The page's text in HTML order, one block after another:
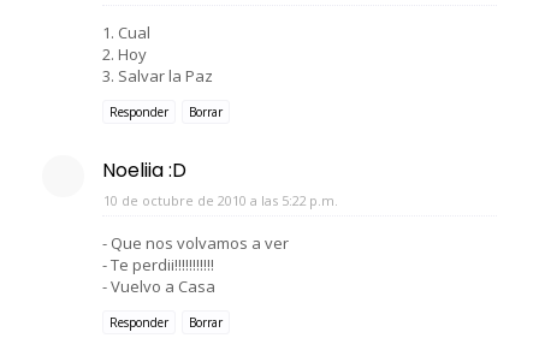
1. Cual
2. Hoy
3. Salvar la Paz
Responder Borrar
Noeliia :D
10 de octubre de 2010 a las 5:22 p.m.
- Que nos volvamos a ver
- Te perdii!!!!!!!!!!!
- Vuelvo a Casa
Responder Borrar